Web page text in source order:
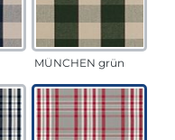
MÜNCHEN grün